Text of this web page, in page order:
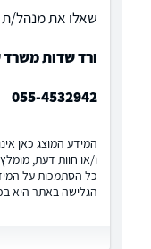
שאלו את מנהל/ת
ורד שדות
055-4532942
המידע המוצג כאן
ו/או חוות דעת,
כל הסתמכות על
הגלישה באתר היא